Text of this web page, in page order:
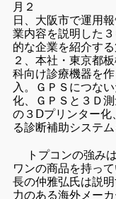
月２
日、大阪市で運用
業内容を説明した
的な企業を紹介す
２、本社・東京都
科向け診療機器を
入。ＧＰＳにつな
化、ＧＰＳと３Ｄ
の３Ⅾプリンター化
る診断補助システ
トプコンの強み
ワンの商品を持っ
長の仲雅弘氏は説
力のある海外メー